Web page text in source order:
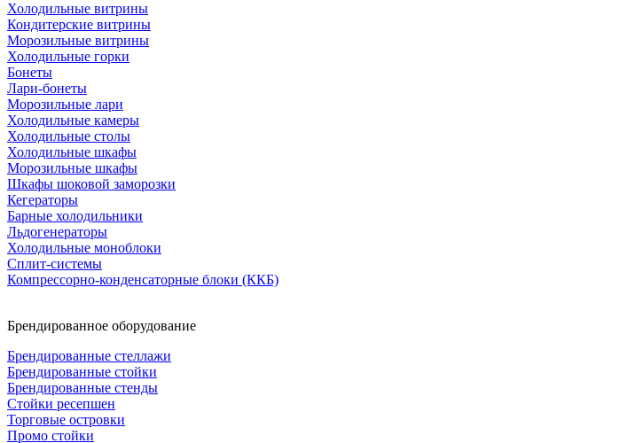
Холодильные витрины
Кондитерские витрины
Морозильные витрины
Холодильные горки
Бонеты
Лари-бонеты
Морозильные лари
Холодильные камеры
Холодильные столы
Холодильные шкафы
Морозильные шкафы
Шкафы шоковой заморозки
Кегераторы
Барные холодильники
Льдогенераторы
Холодильные моноблоки
Сплит-системы
Компрессорно-конденсаторные блоки (ККБ)
Брендированное оборудование
Брендированные стеллажи
Брендированные стойки
Брендированные стенды
Стойки ресепшен
Торговые островки
Промо стойки